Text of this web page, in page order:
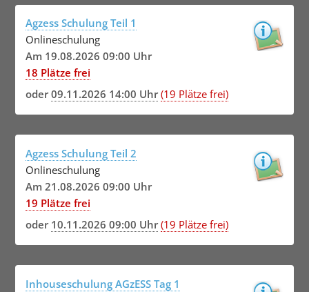
Agzess Schulung Teil 1
Onlineschulung
Am 19.08.2026 09:00 Uhr
18 Plätze frei
oder09.11.2026 14:00 Uhr (19 Plätze frei)
Agzess Schulung Teil 2
Onlineschulung
Am 21.08.2026 09:00 Uhr
19 Plätze frei
oder 10.11.2026 09:00 Uhr (19 Plätze frei)
Inhouseschulung AGzESS Tag 1